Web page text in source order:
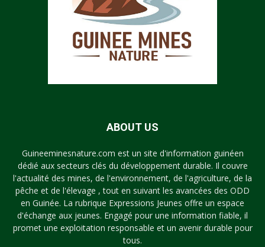
ABOUT US
Guineeminesnature.com est un site d'information guinéen
dédié aux secteurs clés du développement durable. Il couvre
l'actualité des mines, de l'environnement, de l'agriculture, de la
pêche et de l'élevage , tout en suivant les avancées des ODD
en Guinée. La rubrique Expressions Jeunes offre un espace
d'échange aux jeunes. Engagé pour une information fiable, il
promet une exploitation responsable et un avenir durable pour
tous.